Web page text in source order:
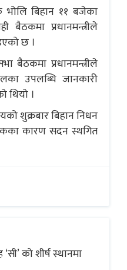
भोलि बिहान ११ बजेका
बैठकमा प्रधानमन्त्रीले
छ ।
बैठकमा प्रधानमन्त्रीले
उपलब्धि जानकारी
थियो ।
शुक्रबार बिहान निधन
कारण सदन स्थगित
को शीर्ष स्थानमा